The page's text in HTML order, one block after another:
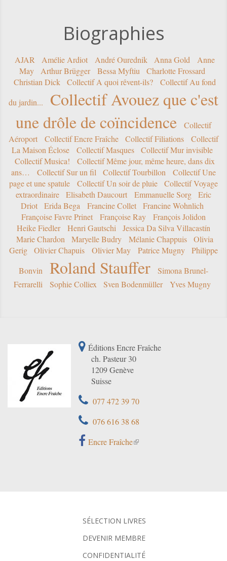
Biographies
AJAR Amélie Ardiot André Ourednik Anna Gold
Anne
May
Arthur Brügger Bessa Myftiu
Charlotte Frossard
Christian Dick
Collectif A quoi rêvent-ils?
Collectif Au fond
du jardin...
Collectif Avouez que c'est
une drôle de coïncidence
Collectif
Aéroport
Collectif Encre Fraîche Collectif Filiations
Collectif
La Maison Éclose
Collectif Masques
Collectif Mur invisible
Collectif Musica!
Collectif Même jour, même heure, dans dix
ans…
Collectif Sur un fil Collectif Tourbillon
Collectif Une
page et une spatule
Collectif Un soir de pluie
Collectif Voyage
extraordinaire
Elisabeth Daucourt Emmanuelle Sorg
Eric
Driot
Erida Bega Francine Collet
Francine Wohnlich
Françoise Favre Prinet
Françoise Ray
François Jolidon
Heike Fiedler
Henri Gautschi
Jessica Da Silva Villacastín
Marie Chardon
Maryelle Budry Mélanie Chappuis
Olivia
Gerig
Olivier Chapuis Olivier May Patrice Mugny
Philippe
Bonvin
Roland Stauffer
Simona Brunel-
Ferrarelli
Sophie Colliex Sven Bodenmüller Yves Mugny
Éditions Encre Fraîche
ch. Pasteur 30
1209 Genève
Suisse
077 472 39 70
076 616 38 68
Encre Fraîche
SÉLECTION LIVRES
DEVENIR MEMBRE
CONFIDENTIALITÉ